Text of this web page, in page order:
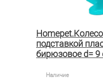
подставкой
бирюзовое d= 9
Наличие